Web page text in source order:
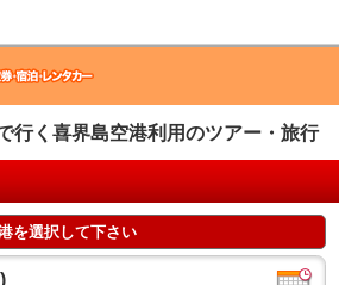
行く喜界島空港利用のツアー・旅行
を選択して下さい